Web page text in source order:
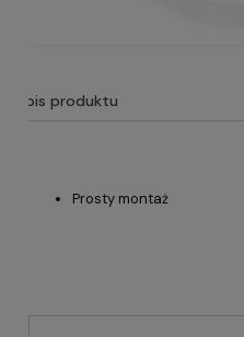
Opis produktu
Prosty montaż